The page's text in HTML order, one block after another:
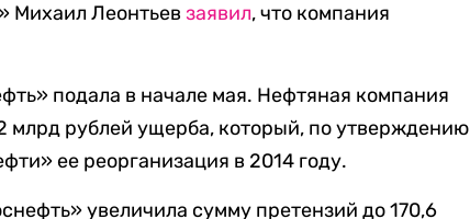
Михаил Леонтьевзаявил, что компания
подала в начале мая. Нефтяная компания
млрд рублей ущерба, который, по утверждению
ее реорганизация в 2014 году.
увеличила сумму претензий до 170,6